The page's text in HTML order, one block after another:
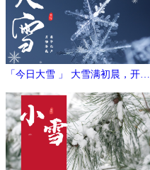
「今日大雪 」 大雪满初晨，开门
万象新